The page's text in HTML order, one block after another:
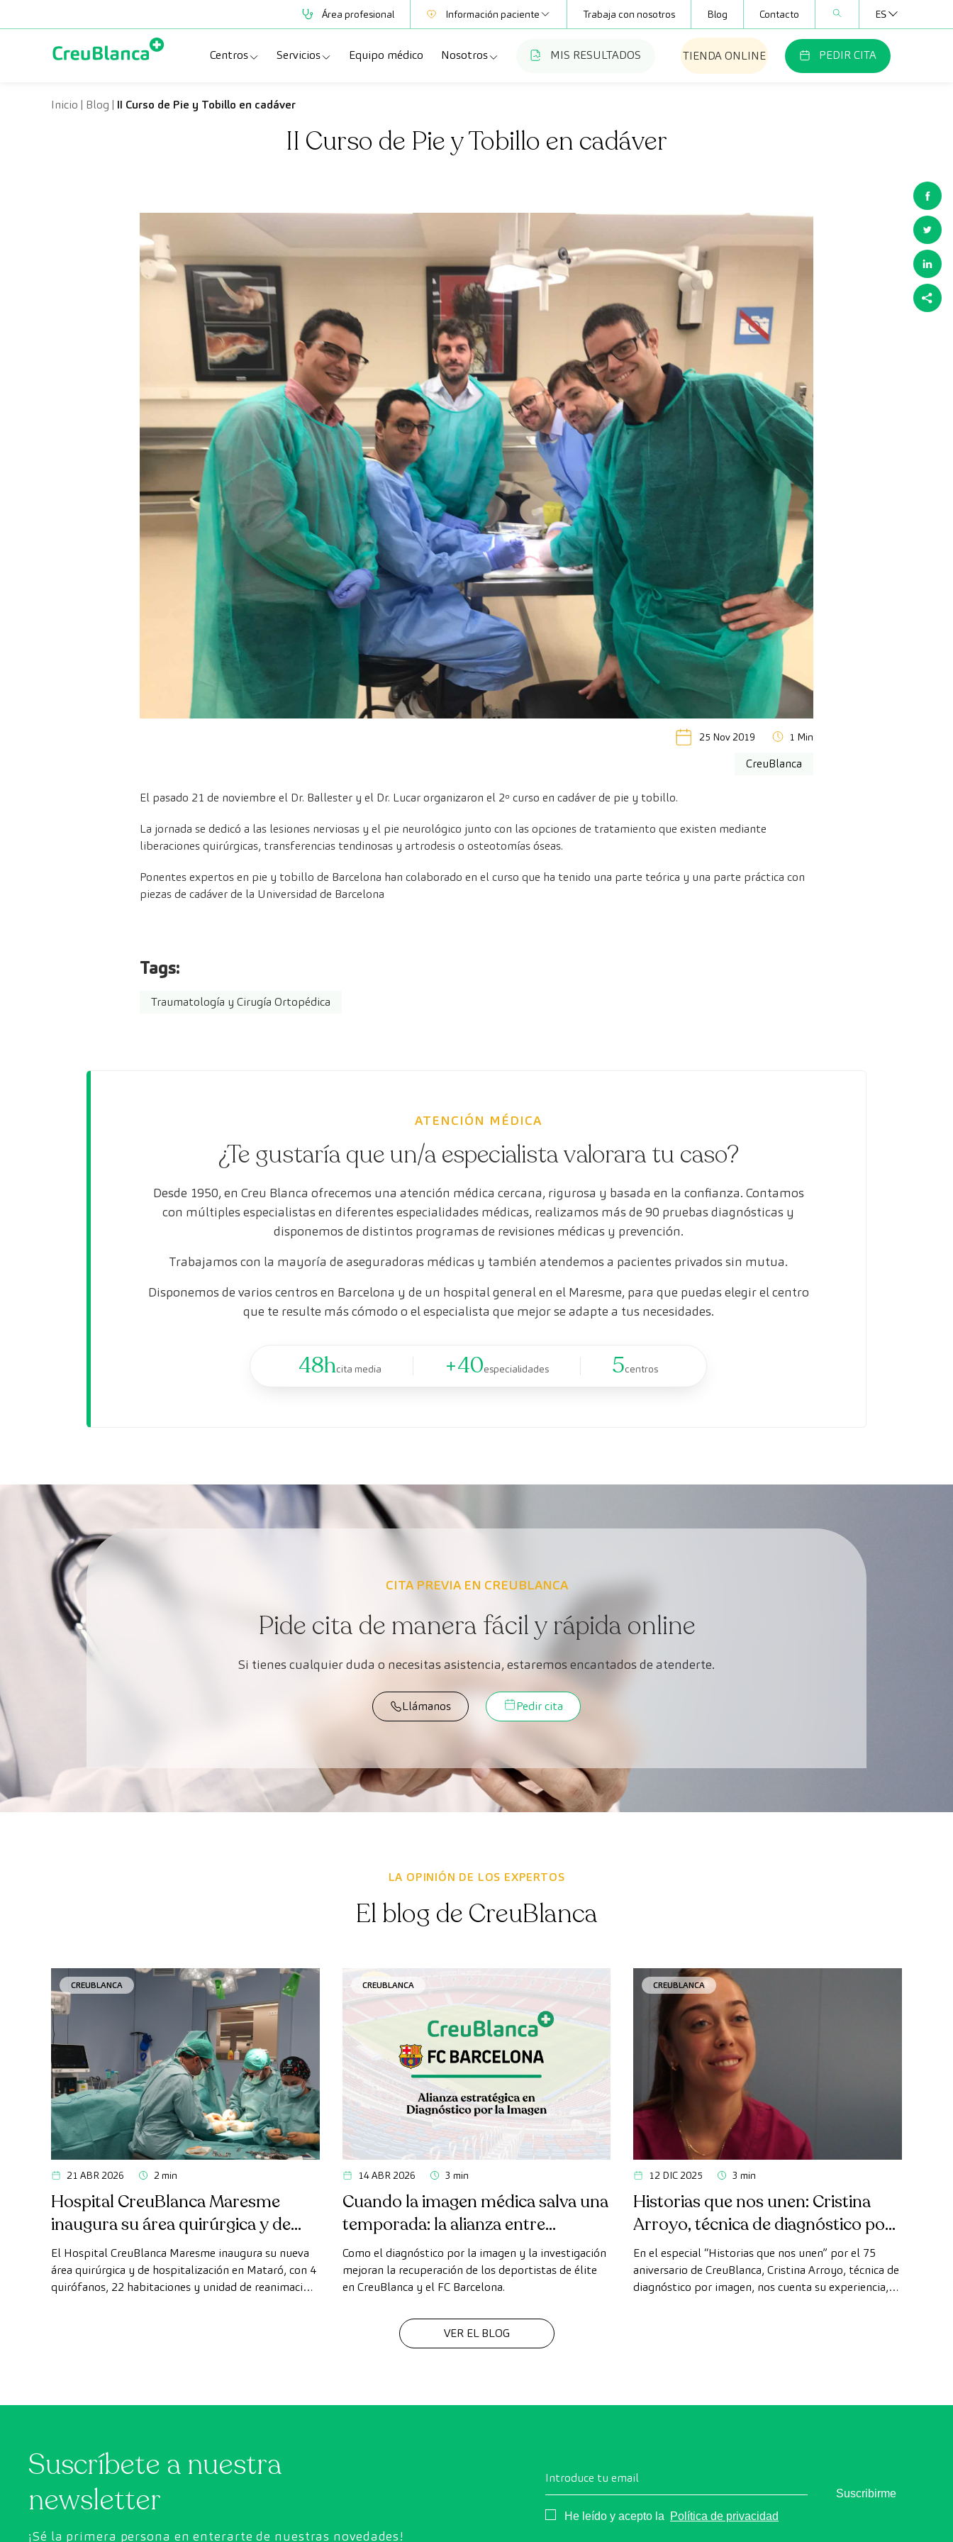
Área profesional Información paciente
Mutuas
Club CreuBlanca
Trabaja con nosotros Blog Contacto ES
Centros
Clínica CreuBlanca
CreuBlanca Tarradellas
Centros Aragón
Servicios
Pruebas diagnósticas
Equipo médico Nosotros
Trabaja con nosotros
Fundación Privada Imhotep
Preguntas frecuentes
MIS RESULTADOS TIENDA ONLINE PEDIR CITA
Inicio | Blog | II Curso de Pie y Tobillo en cadáver
II Curso de Pie y Tobillo en cadáver
25 Nov 2019 1 Min
CreuBlanca
El pasado 21 de noviembre el Dr. Ballester y el Dr. Lucar organizaron el 2º curso en cadáver de pie y tobillo.
La jornada se dedicó a las lesiones nerviosas y el pie neurológico junto con las opciones de tratamiento que existen mediante
liberaciones quirúrgicas, transferencias tendinosas y artrodesis o osteotomías óseas.
Ponentes expertos en pie y tobillo de Barcelona han colaborado en el curso que ha tenido una parte teórica y una parte práctica con
piezas de cadáver de la Universidad de Barcelona
Tags:
Traumatología y Cirugía Ortopédica
ATENCIÓN MÉDICA
¿Te gustaría que un/a especialista valorara tu caso?
Desde 1950, en Creu Blanca ofrecemos una atención médica cercana, rigurosa y basada en la confianza. Contamos
con múltiples especialistas en diferentes especialidades médicas, realizamos más de 90 pruebas diagnósticas y
disponemos de distintos programas de revisiones médicas y prevención.
Trabajamos con la mayoría de aseguradoras médicas y también atendemos a pacientes privados sin mutua.
Disponemos de varios centros en Barcelona y de un hospital general en el Maresme, para que puedas elegir el centro
que te resulte más cómodo o el especialista que mejor se adapte a tus necesidades.
48hcita media +40especialidades 5centros
CITA PREVIA EN CREUBLANCA
Pide cita de manera fácil y rápida online
Si tienes cualquier duda o necesitas asistencia, estaremos encantados de atenderte.
Llámanos Pedir cita
LA OPINIÓN DE LOS EXPERTOS
El blog de CreuBlanca
CREUBLANCA
21 ABR 2026 2 min
Hospital CreuBlanca Maresme
inaugura su área quirúrgica y de
hospitalización
El Hospital CreuBlanca Maresme inaugura su nueva
área quirúrgica y de hospitalización en Mataró, con 4
quirófanos, 22 habitaciones y unidad de reanimación,
CREUBLANCA
14 ABR 2026 3 min
Cuando la imagen médica salva una
temporada: la alianza entre
CreuBlanca y el FC Barcelona
Como el diagnóstico por la imagen y la investigación
mejoran la recuperación de los deportistas de élite
en CreuBlanca y el FC Barcelona.
CREUBLANCA
12 DIC 2025 3 min
Historias que nos unen: Cristina
Arroyo, técnica de diagnóstico por
la imagen
En el especial “Historias que nos unen” por el 75
aniversario de CreuBlanca, Cristina Arroyo, técnica de
diagnóstico por imagen, nos cuenta su experiencia, la
VER EL BLOG
Suscríbete a nuestra
newsletter
¡Sé la primera persona en enterarte de nuestras novedades!
Introduce tu email
Consentimiento
He leído y acepto la Política de privacidad
Suscribirme